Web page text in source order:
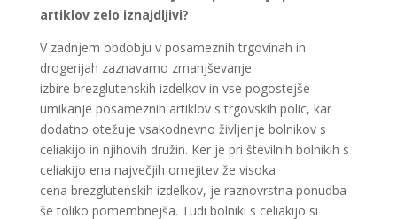
artiklov zelo iznajdljivi?
V zadnjem obdobju v posameznih trgovinah in
drogerijah zaznavamo zmanjševanje
izbire brezglutenskih izdelkov in vse pogostejše
umikanje posameznih artiklov s trgovskih polic, kar
dodatno otežuje vsakodnevno življenje bolnikov s
celiakijo in njihovih družin. Ker je pri številnih bolnikih s
celiakijo ena največjih omejitev že visoka
cena brezglutenskih izdelkov, je raznovrstna ponudba
še toliko pomembnejša. Tudi bolniki s celiakijo si